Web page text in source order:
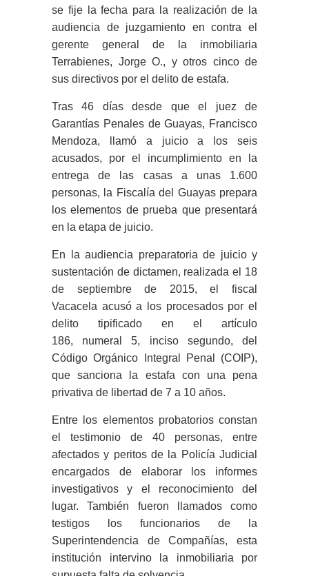
se fije la fecha para la realización de la
audiencia de juzgamiento en contra el
gerente general de la inmobiliaria
Terrabienes, Jorge O., y otros cinco de
sus directivos por el delito de estafa.
Tras 46 días desde que el juez de
Garantías Penales de Guayas, Francisco
Mendoza, llamó a juicio a los seis
acusados, por el incumplimiento en la
entrega de las casas a unas 1.600
personas, la Fiscalía del Guayas prepara
los elementos de prueba que presentará
en la etapa de juicio.
En la audiencia preparatoria de juicio y
sustentación de dictamen, realizada el 18
de septiembre de 2015, el fiscal
Vacacela acusó a los procesados por el
delito tipificado en el artículo
186, numeral 5, inciso segundo, del
Código Orgánico Integral Penal (COIP),
que sanciona la estafa con una pena
privativa de libertad de 7 a 10 años.
Entre los elementos probatorios constan
el testimonio de 40 personas, entre
afectados y peritos de la Policía Judicial
encargados de elaborar los informes
investigativos y el reconocimiento del
lugar. También fueron llamados como
testigos los funcionarios de la
Superintendencia de Compañías, esta
institución intervino la inmobiliaria por